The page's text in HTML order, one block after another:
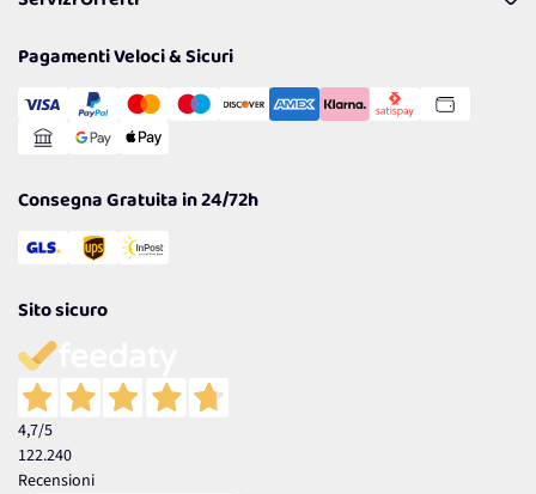
Politiche per la parità di genere
Cookie Policy
Gestisci Cookie
Reso Facile e Veloce
Pagamenti Veloci & Sicuri
Consegna Gratuita in 24/72h
Sito sicuro
4,7/5
122.240
Recensioni